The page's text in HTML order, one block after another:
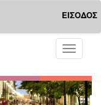
ΕΙΣΟΔΟΣ
Toggle